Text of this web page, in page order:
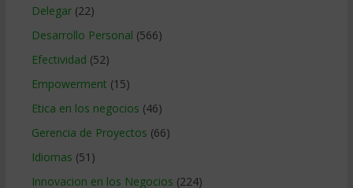
Delegar(22)
Desarrollo Personal (566)
Efectividad (52)
Empowerment (15)
Etica en los negocios (46)
Gerencia de Proyectos (66)
Idiomas (51)
Innovacion en los Negocios (224)